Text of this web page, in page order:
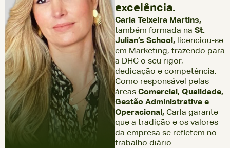
excelência.
Carla Teixeira Martins,
também formada na St.
Julian’s School, licenciou-se
em Marketing, trazendo para
a DHC o seu rigor,
dedicação e competência.
Como responsável pelas
áreas Comercial, Qualidade,
Gestão Administrativa e
Operacional, Carla garante
que a tradição e os valores
da empresa se refletem no
trabalho diário.